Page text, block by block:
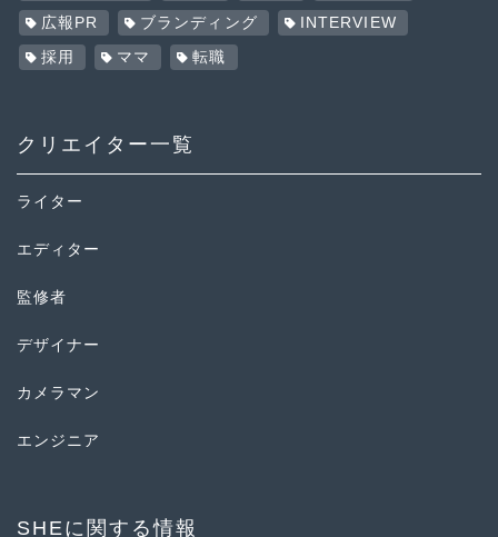
広報PR ブランディング INTERVIEW
採用 ママ 転職
クリエイター一覧
ライター
エディター
監修者
デザイナー
カメラマン
エンジニア
SHEに関する情報